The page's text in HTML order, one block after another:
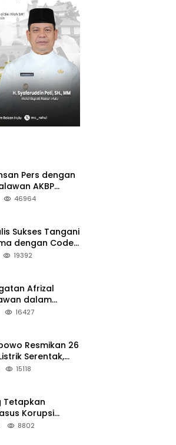
Pers dengan
AKBP
46964
Sukses Tangani
dengan Code
19392
Afrizal
dalam
Rokan Hilir
16427
Resmikan 26
Serentak,
Jadi Sorotan
15118
Tetapkan
Korupsi
Advokasi IPJI
8802